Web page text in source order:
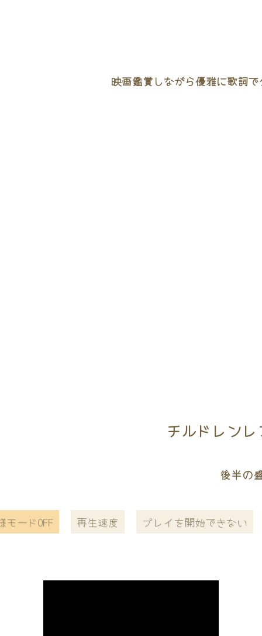
映画鑑賞しながら優雅に歌詞
チルドレン
後半の
モードOFF 再生速度 プレイを開始できない